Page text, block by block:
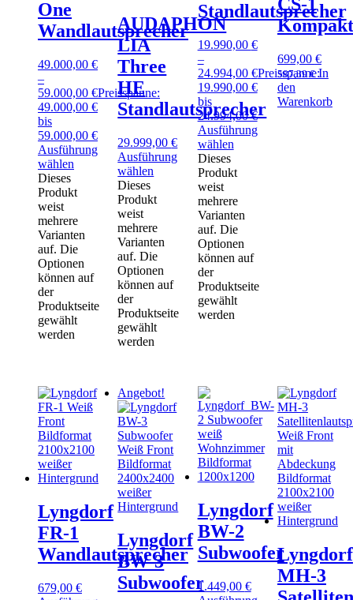
One
Wandlautsprecher
49.000,00 €
–
59.000,00 €Preisspanne:
49.000,00 €
bis
59.000,00 €
Ausführung
wählen
Dieses
Produkt
weist
mehrere
Varianten
auf. Die
Optionen
können auf
der
Produktseite
gewählt
werden
AUDAPHON
LIA
Three
HE
Standlautsprecher
29.999,00€
Ausführung
wählen
Dieses
Produkt
weist
mehrere
Varianten
auf. Die
Optionen
können auf
der
Produktseite
gewählt
werden
Standlautsprecher
19.990,00 €
–
24.994,00 €Preisspanne:
19.990,00 €
bis
24.994,00 €
Ausführung
wählen
Dieses
Produkt
weist
mehrere
Varianten
auf. Die
Optionen
können auf
der
Produktseite
gewählt
werden
699,00 €
587,39€ In
den
Warenkorb
Lyngdorf
FR-1
Wandlautsprecher
679,00 €
Angebot!
Lyngdorf
BW-3
Subwoofer
Lyngdorf
BW-2
Subwoofer
1.449,00 €
Lyngdorf
MH-3